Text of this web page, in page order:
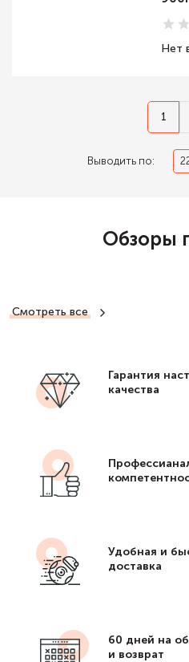
Нет
1
Выводить по:
Обзоры
Смотреть все
Гарантия
качества
Удобная и
доставка
60 дней на
и возврат